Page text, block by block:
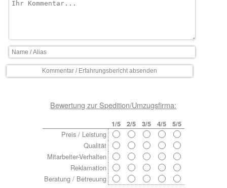
Bewertung zur Spedition/Umzugsfirma:
1/5 2/5 3/5 4/5 5/5
Preis / Leistung
Qualität
Mitarbeiter-Verhalten
Reklamation
Beratung / Betreuung